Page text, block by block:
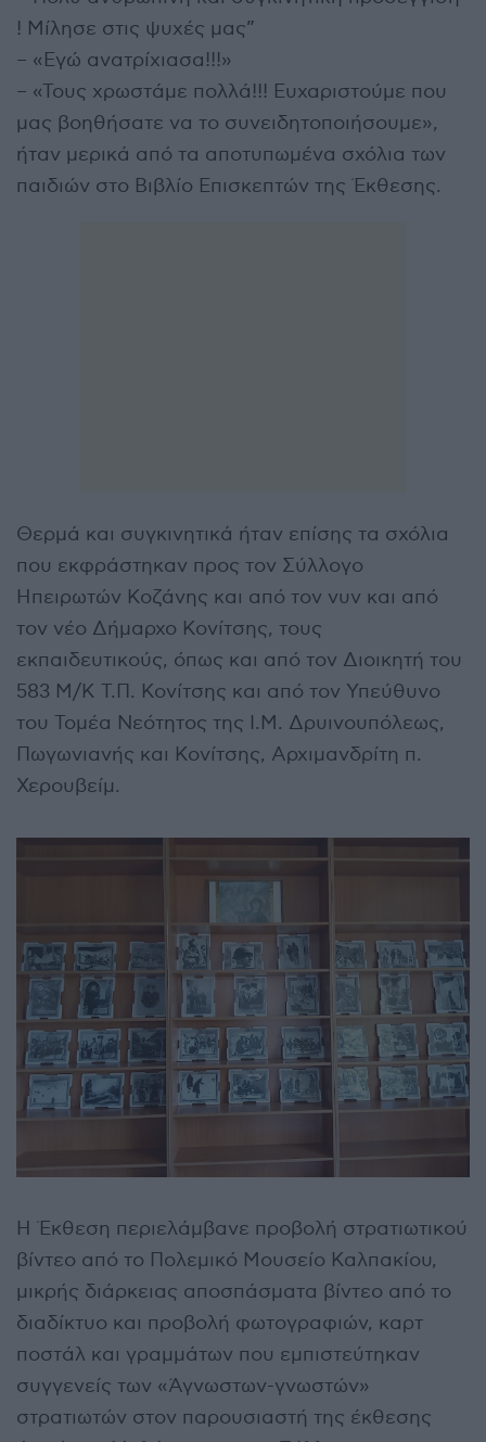
! Μίλησε στις ψυχές μας”
– «Εγώ ανατρίχιασα!!!»
– «Τους χρωστάμε πολλά!!! Ευχαριστούμε που
μας βοηθήσατε να το συνειδητοποιήσουμε»,
ήταν μερικά από τα αποτυπωμένα σχόλια των
παιδιών στο Βιβλίο Επισκεπτών της Έκθεσης.
Θερμά και συγκινητικά ήταν επίσης τα σχόλια
που εκφράστηκαν προς τον Σύλλογο
Ηπειρωτών Κοζάνης και από τον νυν και από
τον νέο Δήμαρχο Κονίτσης, τους
εκπαιδευτικούς, όπως και από τον Διοικητή του
583 Μ/Κ Τ.Π. Κονίτσης και από τον Υπεύθυνο
του Τομέα Νεότητος της Ι.Μ. Δρυινουπόλεως,
Πωγωνιανής και Κονίτσης, Αρχιμανδρίτη π.
Χερουβείμ.
Η Έκθεση περιελάμβανε προβολή στρατιωτικού
βίντεο από το Πολεμικό Μουσείο Καλπακίου,
μικρής διάρκειας αποσπάσματα βίντεο από το
διαδίκτυο και προβολή φωτογραφιών, καρτ
ποστάλ και γραμμάτων που εμπιστεύτηκαν
συγγενείς των «Άγνωστων-γνωστών»
στρατιωτών στον παρουσιαστή της έκθεσης